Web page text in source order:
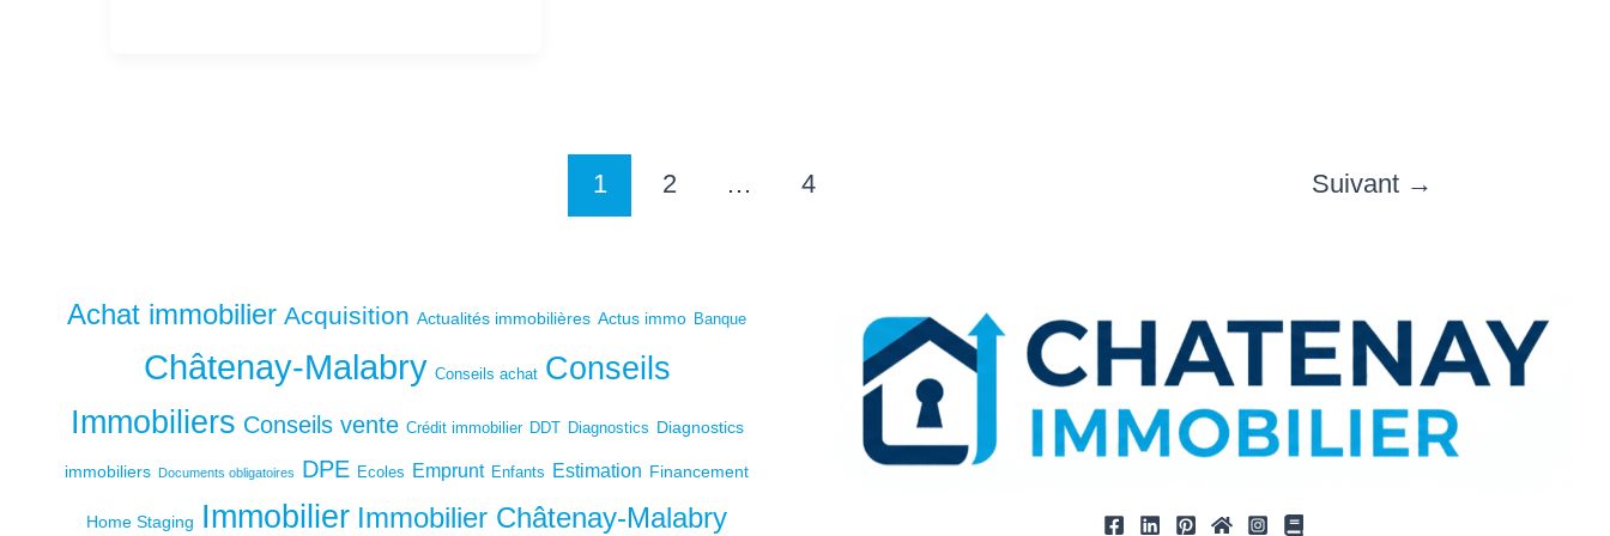
1 2 … 4 Suivant →
Achat immobilier Acquisition Actualités immobilières Actus immo Banque
Châtenay-Malabry Conseils achat Conseils
Immobiliers Conseils vente Crédit immobilier DDT Diagnostics Diagnostics
immobiliers Documents obligatoires DPE Ecoles Emprunt Enfants Estimation Financement
Home Staging Immobilier Immobilier Châtenay-Malabry